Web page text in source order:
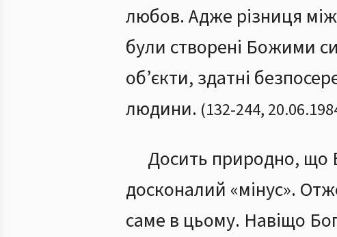
любов. Адже різниця
були створені Божими
об’єкти, здатні
людини. (132-244,
Досить природно, що
досконалий «мінус».
саме в цьому. Навіщо